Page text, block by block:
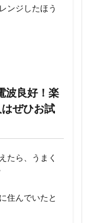
ンジしたほう
波良好！楽
ぜひお試
たら、うまく
住んでいたと